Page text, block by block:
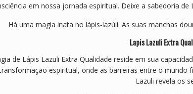
em nossa jornada espiritual. Deixe a sabedoria
Há uma magia inata no lápis-lazúli. As suas manchas
Lapis Lazuli Extra
de Lápis Lazuli Extra Qualidade reside em sua
espiritual, onde as barreiras entre o mundo
Lazuli revela os